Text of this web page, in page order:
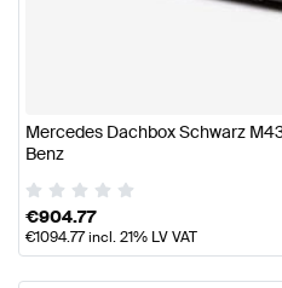
Mercedes Dachbox Schwarz
Benz
€904.77
€1094.77incl. 21% LV VAT